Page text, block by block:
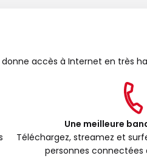
accès à Internet en
Une meilleure
Téléchargez, streamez et
personnes connectées